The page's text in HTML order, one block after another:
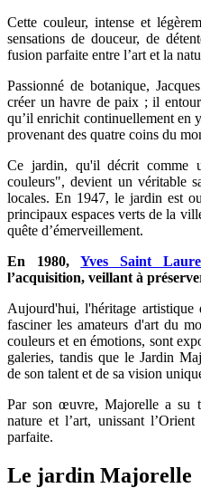
Cette couleur, intense et
sensations de douceur, de
fusion parfaite entre l’art et la
Passionné de botanique,
créer un havre de paix ; il
qu’il enrichit continuellement en
provenant des quatre coins du
Ce jardin, qu'il décrit comme
couleurs", devient un véritable
locales. En 1947, le jardin est
principaux espaces verts de la
quête d’émerveillement.
En 1980,Yves Saint
l’acquisition, veillant à
Aujourd'hui, l'héritage artistique
fasciner les amateurs d'art du
couleurs et en émotions, sont
galeries, tandis que le Jardin
de son talent et de sa vision
Par son œuvre, Majorelle a su
nature et l’art, unissant
parfaite.
Le jardin Majorelle